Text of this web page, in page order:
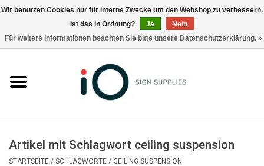
Marken
Artikel mit Schlagwort ceiling suspension
STARTSEITE / SCHLAGWORTE / CEILING SUSPENSION
Wir benutzen Cookies nur für interne Zwecke um den Webshop zu verbessern.
Ist das in Ordnung?
Ja
Nein
Für weitere Informationen beachten Sie bitte unsere Datenschutzerklärung. »